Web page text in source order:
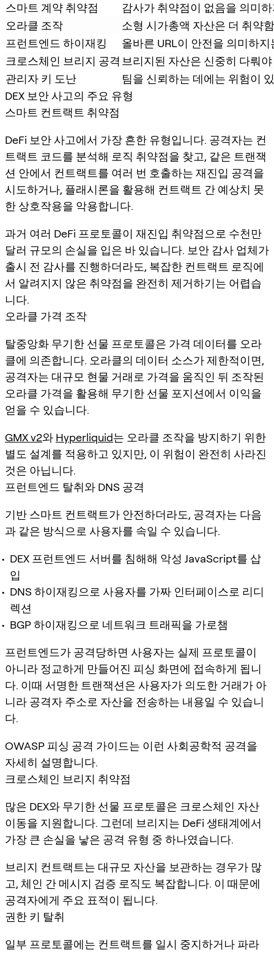
스마트 계약 취약점
감사가 취약점이 없음을 의미
오라클 조작
소형 시가총액 자산은 더 취약함
프런트엔드 하이재킹
올바른 URL이 안전을 의미하지
크로스체인 브리지 공격 브리지된 자산은 신중히 다뤄
관리자 키 도난
팀을 신뢰하는 데에는 위험이
DEX 보안 사고의 주요 유형
스마트 컨트랙트 취약점
DeFi 보안 사고에서 가장 흔한 유형입니다. 공격자는 컨
트랙트 코드를 분석해 로직 취약점을 찾고, 같은 트랜잭
션 안에서 컨트랙트를 여러 번 호출하는 재진입 공격을
시도하거나, 플래시론을 활용해 컨트랙트 간 예상치 못
한 상호작용을 악용합니다.
과거 여러 DeFi 프로토콜이 재진입 취약점으로 수천만
달러 규모의 손실을 입은 바 있습니다. 보안 감사 업체가
출시 전 감사를 진행하더라도, 복잡한 컨트랙트 로직에
서 알려지지 않은 취약점을 완전히 제거하기는 어렵습
니다.
오라클 가격 조작
탈중앙화 무기한 선물 프로토콜은 가격 데이터를 오라
클에 의존합니다. 오라클의 데이터 소스가 제한적이면,
공격자는 대규모 현물 거래로 가격을 움직인 뒤 조작된
오라클 가격을 활용해 무기한 선물 포지션에서 이익을
얻을 수 있습니다.
GMX v2와 Hyperliquid는 오라클 조작을 방지하기 위한
별도 설계를 적용하고 있지만, 이 위험이 완전히 사라진
것은 아닙니다.
프런트엔드 탈취와 DNS 공격
기반 스마트 컨트랙트가 안전하더라도, 공격자는 다음
과 같은 방식으로 사용자를 속일 수 있습니다.
DEX 프런트엔드 서버를 침해해 악성 JavaScript를 삽
입
DNS 하이재킹으로 사용자를 가짜 인터페이스로 리디
렉션
BGP 하이재킹으로 네트워크 트래픽을 가로챔
프런트엔드가 공격당하면 사용자는 실제 프로토콜이
아니라 정교하게 만들어진 피싱 화면에 접속하게 됩니
다. 이때 서명한 트랜잭션은 사용자가 의도한 거래가 아
니라 공격자 주소로 자산을 전송하는 내용일 수 있습니
다.
OWASP 피싱 공격 가이드는 이런 사회공학적 공격을
자세히 설명합니다.
크로스체인 브리지 취약점
많은 DEX와 무기한 선물 프로토콜은 크로스체인 자산
이동을 지원합니다. 그런데 브리지는 DeFi 생태계에서
가장 큰 손실을 낳은 공격 유형 중 하나였습니다.
브리지 컨트랙트는 대규모 자산을 보관하는 경우가 많
고, 체인 간 메시지 검증 로직도 복잡합니다. 이 때문에
공격자에게 주요 표적이 됩니다.
권한 키 탈취
일부 프로토콜에는 컨트랙트를 일시 중지하거나 파라